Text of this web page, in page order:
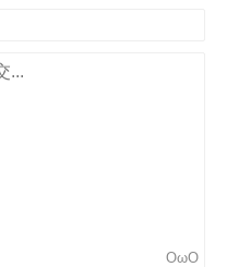
OωO